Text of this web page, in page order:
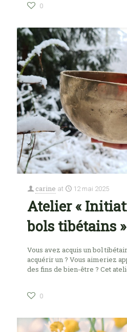
0
carine at 12 mai 2025
Atelier «
bols tibétains »
Vous avez acquis un bol
acquérir un ? Vous aimeriez
des fins de bien-être ? Cet
0